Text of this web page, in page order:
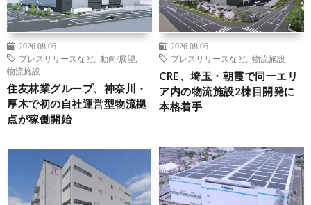
2026.08.06
プレスリリースなど
動向/展望
物流施設
住友林業グループ、神奈川・
厚木で初の自社運営型物流拠
点が稼働開始
2026.08.06
プレスリリースなど
物流施設
CRE、埼玉・朝霞で同一エリ
ア内の物流施設2棟目開発に
本格着手